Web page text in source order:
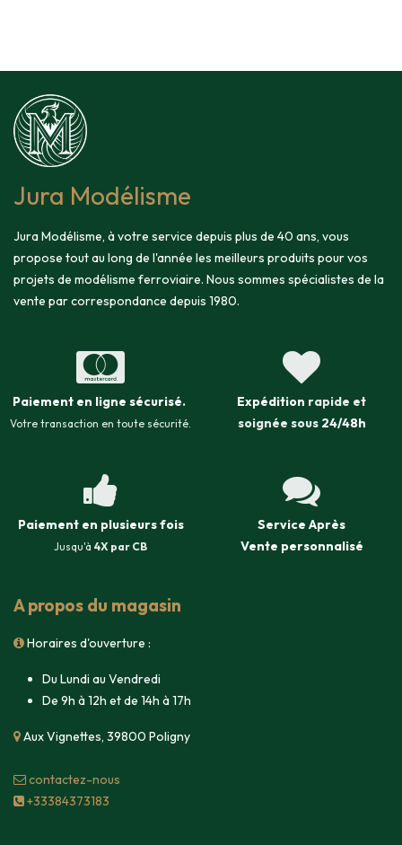
Jura Modélisme
Jura Modélisme, à votre service depuis plus de 40 ans, vous
propose tout au long de l'année les meilleurs produits pour vos
projets de modélisme ferroviaire. Nous sommes spécialistes de la
vente par correspondance depuis 1980.
Paiement en ligne sécurisé.
Votre transaction en toute sécurité.
Expédition rapide et
soignée sous 24/48h
Paiement en plusieurs fois
Jusqu'à 4X par CB
Service Après
Vente personnalisé
A propos du magasin
Horaires d'ouverture :
Du Lundi au Vendredi
De 9h à 12h et de 14h à 17h
Aux Vignettes, 39800 Poligny
contacte​z-nous
+33384373183